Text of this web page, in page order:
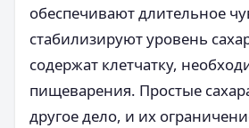
обеспечивают длительное
стабилизируют уровень
содержат клетчатку,
пищеварения. Простые
другое дело, и их